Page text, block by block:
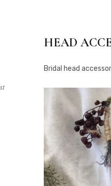
HEAD
Bridal head